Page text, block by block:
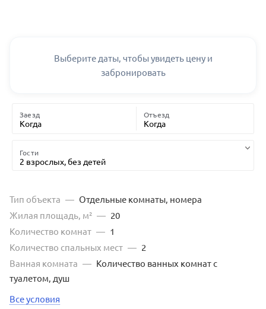
Выберите даты, чтобы увидеть цену и
забронировать
Заезд
Когда
Отъезд
Когда
Гости
2 взрослых, без детей
Тип объекта — Отдельные комнаты, номера
Жилая площадь, м² — 20
Количество комнат — 1
Количество спальных мест — 2
Ванная комната — Количество ванных комнат с
туалетом, душ
Все условия